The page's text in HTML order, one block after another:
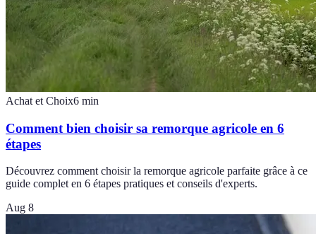
Achat et Choix6 min
Comment bien choisir sa remorque agricole en 6
étapes
Découvrez comment choisir la remorque agricole parfaite grâce à ce
guide complet en 6 étapes pratiques et conseils d'experts.
Aug 8